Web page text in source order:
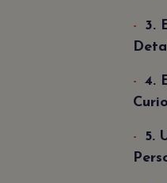
3.
4.
5.